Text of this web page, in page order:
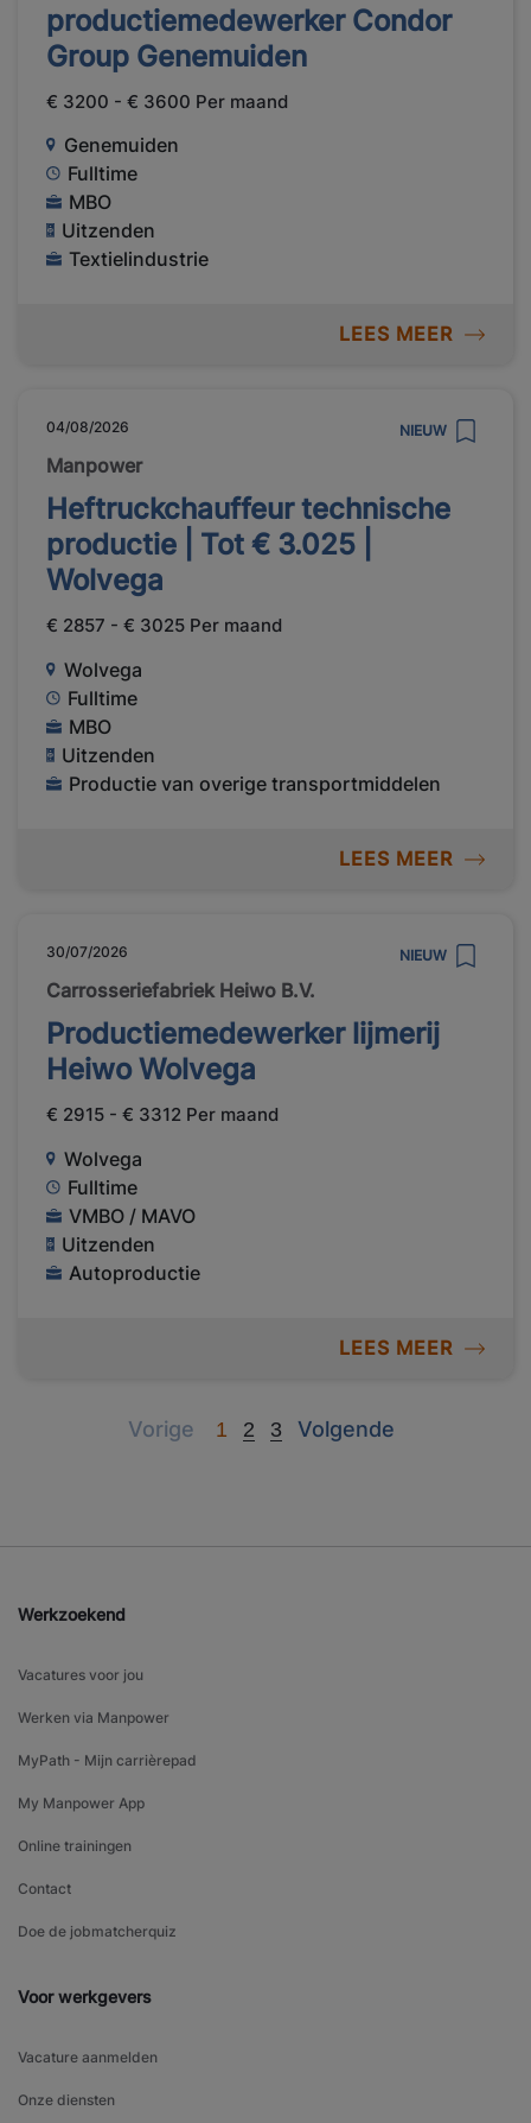
productiemedewerker Condor
Group Genemuiden
€ 3200 - € 3600 Per maand
Genemuiden
Fulltime
MBO
Uitzenden
Textielindustrie
LEES MEER
04/08/2026 NIEUW
Manpower
Heftruckchauffeur technische
productie | Tot € 3.025 |
Wolvega
€ 2857 - € 3025 Per maand
Wolvega
Fulltime
MBO
Uitzenden
Productie van overige transportmiddelen
LEES MEER
30/07/2026 NIEUW
Carrosseriefabriek Heiwo B.V.
Productiemedewerker lijmerij
Heiwo Wolvega
€ 2915 - € 3312 Per maand
Wolvega
Fulltime
VMBO / MAVO
Uitzenden
Autoproductie
LEES MEER
Vorige Previous
1 2 3 Volgende
Next
Werkzoekend
Vacatures voor jou
Werken via Manpower
MyPath - Mijn carrièrepad
My Manpower App
Online trainingen
Contact
Doe de jobmatcherquiz
Voor werkgevers
Vacature aanmelden
Onze diensten